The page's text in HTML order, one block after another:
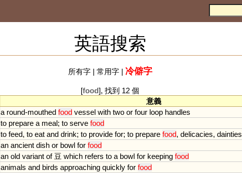
英語搜索
所有字| 常用字| 冷僻字
[food], 找到 12 個
意義
a round-mouthed food vessel with two or four loop handles
to prepare a meal; to serve food
to feed, to eat and drink; to provide for; to prepare food, delicacies, dainties
an ancient dish or bowl for food
an old variant of豆 which refers to a bowl for keeping food
animals and birds approaching quickly for food